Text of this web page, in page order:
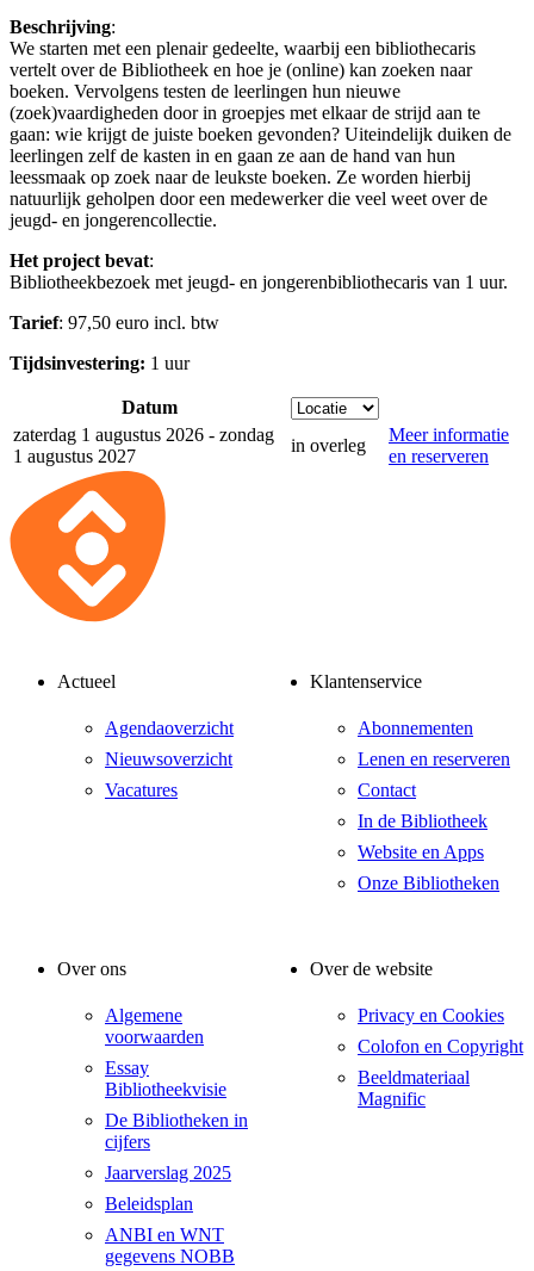
Beschrijving:
We starten met een plenair gedeelte, waarbij een bibliothecaris
vertelt over de Bibliotheek en hoe je (online) kan zoeken naar
boeken. Vervolgens testen de leerlingen hun nieuwe
(zoek)vaardigheden door in groepjes met elkaar de strijd aan te
gaan: wie krijgt de juiste boeken gevonden? Uiteindelijk duiken de
leerlingen zelf de kasten in en gaan ze aan de hand van hun
leessmaak op zoek naar de leukste boeken. Ze worden hierbij
natuurlijk geholpen door een medewerker die veel weet over de
jeugd- en jongerencollectie.
Het project bevat:
Bibliotheekbezoek met jeugd- en jongerenbibliothecaris van 1 uur.
Tarief: 97,50 euro incl. btw
Tijdsinvestering: 1 uur
Datum
zaterdag 1 augustus 2026 - zondag
1 augustus 2027
in overleg
Meer informatie
en reserveren
Actueel
Agendaoverzicht
Nieuwsoverzicht
Vacatures
Klantenservice
Abonnementen
Lenen en reserveren
Contact
In de Bibliotheek
Website en Apps
Onze Bibliotheken
Over ons
Algemene
voorwaarden
Essay
Bibliotheekvisie
De Bibliotheken in
cijfers
Jaarverslag 2025
Beleidsplan
ANBI en WNT
gegevens NOBB
Over de website
Privacy en Cookies
Colofon en Copyright
Beeldmateriaal
Magnific